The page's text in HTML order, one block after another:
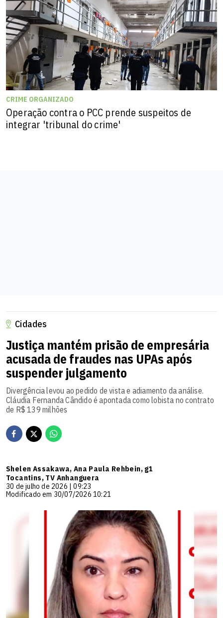
CRIME ORGANIZADO
Operação contra o PCC prende suspeitos de
integrar 'tribunal do crime'
Cidades
Justiça mantém prisão de empresária
acusada de fraudes nas UPAs após
suspender julgamento
Divergência levou ao pedido de vista e adiamento da análise.
Cláudia Fernanda Cândido é apontada como lobista no contrato
de R$ 139 milhões
Shelen Assakawa, Ana Paula Rehbein, g1
Tocantins, TV Anhanguera
30 de julho de 2026 | 09:23
Modificado em 30/07/2026 10:21